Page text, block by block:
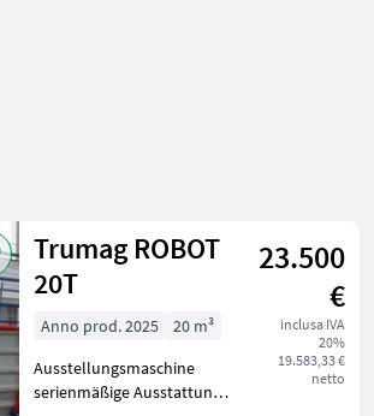
Trumag ROBOT
20T
23.500
€
inclusa IVA
20%
19.583,33 €
netto
Anno prod. 2025
20 m³
Ausstellungsmaschine
serienmäßige Ausstattung